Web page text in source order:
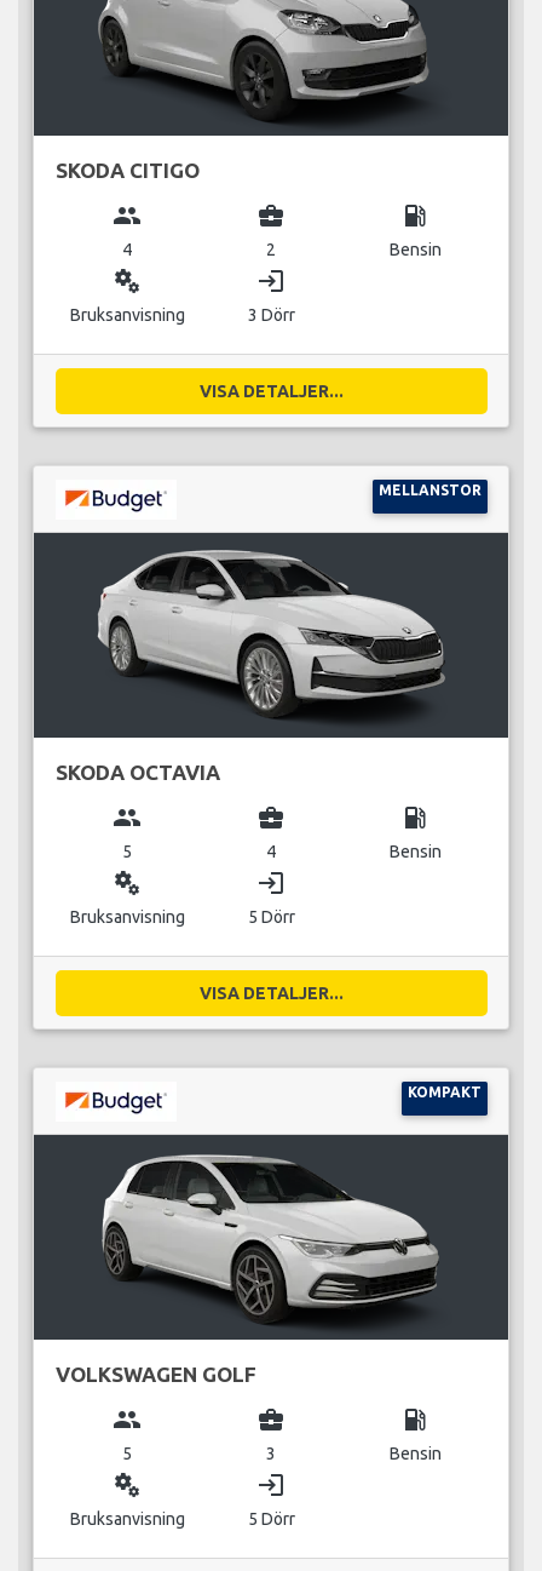
SKODA CITIGO
group
4
business_center
2
local_gas_station
Bensin
miscellaneous_services
Bruksanvisning
login
3 Dörr
VISA DETALJER...
MELLANSTOR
SKODA OCTAVIA
group
5
business_center
4
local_gas_station
Bensin
miscellaneous_services
Bruksanvisning
login
5 Dörr
VISA DETALJER...
KOMPAKT
VOLKSWAGEN GOLF
group
5
business_center
3
local_gas_station
Bensin
miscellaneous_services
Bruksanvisning
login
5 Dörr